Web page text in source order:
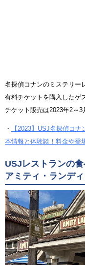
名探偵コナンのミステリー
有料チケットを購入したゲ
チケット販売は2023年2～3
・
【2023】USJ名探偵コ
本情報と体験談！料金や登
USJレストランの
アミティ・ランデ